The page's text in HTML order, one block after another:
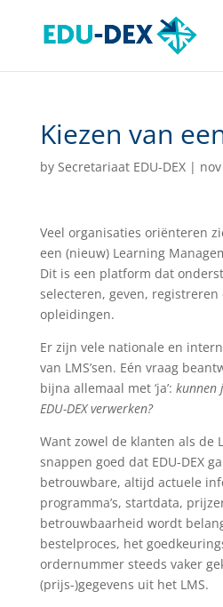
Kiezen van
by Secretariaat EDU-DEX|
Veel organisaties oriënteren
een (nieuw) Learning
Dit is een platform dat
selecteren, geven,
opleidingen.
Er zijn vele nationale en
van LMS’sen. Eén vraag
bijna allemaal met ‘ja’: kunnen
EDU-DEX verwerken?
Want zowel de klanten als de
snappen goed dat EDU-DEX
betrouwbare, altijd actuele
programma’s, startdata,
betrouwbaarheid wordt
bestelproces, het
ordernummer steeds vaker
(prijs-)gegevens uit het LMS.